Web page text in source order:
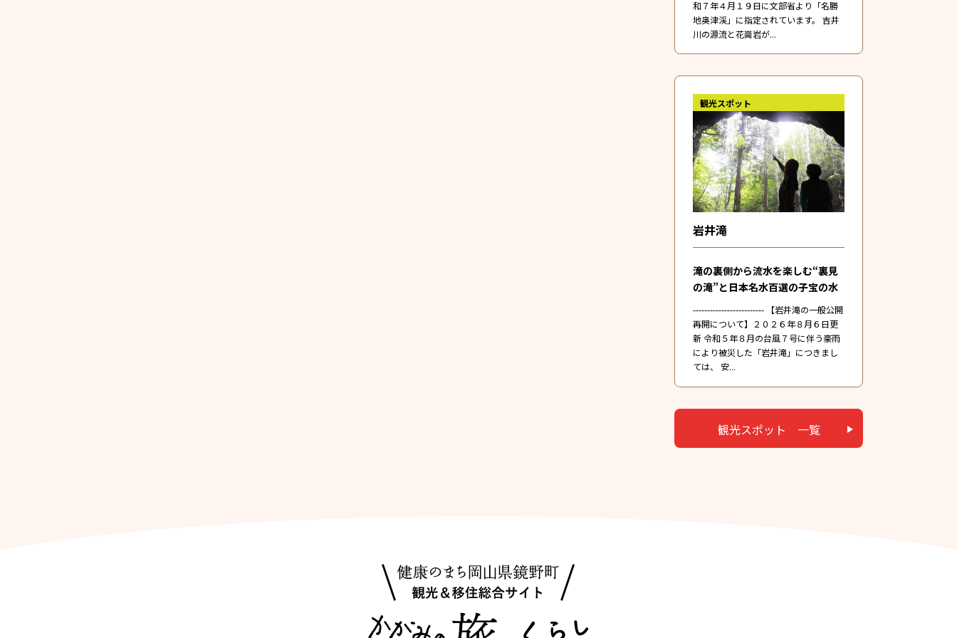
和７年４月１９日に文部省より「名勝
地奥津渓」に指定されています。 吉井
川の源流と花崗岩が...
観光スポット
岩井滝
滝の裏側から流水を楽しむ“裏見
の滝”と日本名水百選の子宝の水
------------------------- 【岩井滝の一般公開
再開について】２０２６年８月６日更
新 令和５年８月の台風７号に伴う豪雨
により被災した「岩井滝」につきまし
ては、 安...
観光スポット 一覧